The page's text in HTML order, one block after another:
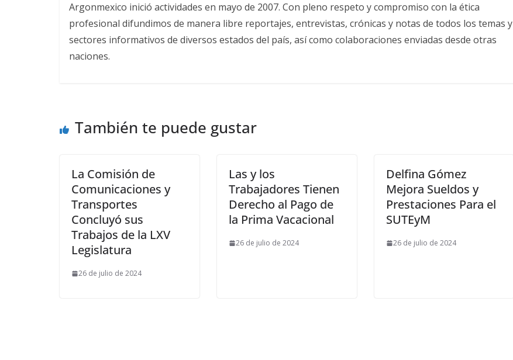
Argonmexico inició actividades en mayo de 2007. Con pleno respeto y compromiso con la ética
profesional difundimos de manera libre reportajes, entrevistas, crónicas y notas de todos los temas y
sectores informativos de diversos estados del país, así como colaboraciones enviadas desde otras
naciones.
También te puede gustar
La Comisión de
Comunicaciones y
Transportes
Concluyó sus
Trabajos de la LXV
Legislatura
26 de julio de 2024
Las y los
Trabajadores Tienen
Derecho al Pago de
la Prima Vacacional
26 de julio de 2024
Delfina Gómez
Mejora Sueldos y
Prestaciones Para el
SUTEyM
26 de julio de 2024